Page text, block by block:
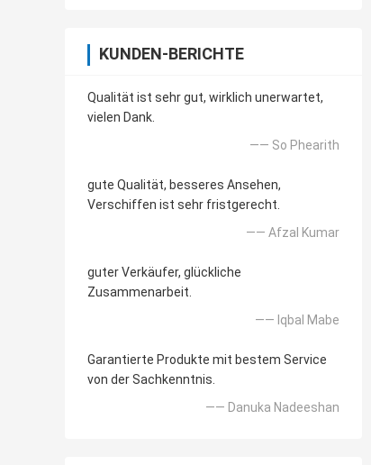
KUNDEN-BERICHTE
Qualität ist sehr gut, wirklich unerwartet,
vielen Dank.
—— So Phearith
gute Qualität, besseres Ansehen,
Verschiffen ist sehr fristgerecht.
—— Afzal Kumar
guter Verkäufer, glückliche
Zusammenarbeit.
—— Iqbal Mabe
Garantierte Produkte mit bestem Service
von der Sachkenntnis.
—— Danuka Nadeeshan